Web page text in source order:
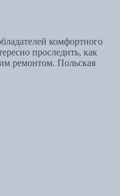
комфортного
проследить, как
ремонтом. Польская